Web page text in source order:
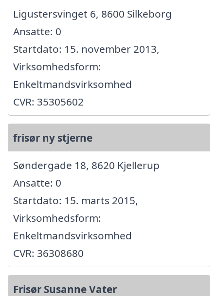
Ligustersvinget 6, 8600 Silkeborg
Ansatte: 0
Startdato: 15. november 2013,
Virksomhedsform:
Enkeltmandsvirksomhed
CVR: 35305602
frisør ny stjerne
Søndergade 18, 8620 Kjellerup
Ansatte: 0
Startdato: 15. marts 2015,
Virksomhedsform:
Enkeltmandsvirksomhed
CVR: 36308680
Frisør Susanne Vater